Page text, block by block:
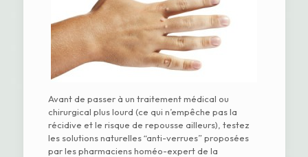
Avant de passer à un traitement médical ou
chirurgical plus lourd (ce qui n’empêche pas la
récidive et le risque de repousse ailleurs), testez
les solutions naturelles “anti-verrues” proposées
par les pharmaciens homéo-expert de la